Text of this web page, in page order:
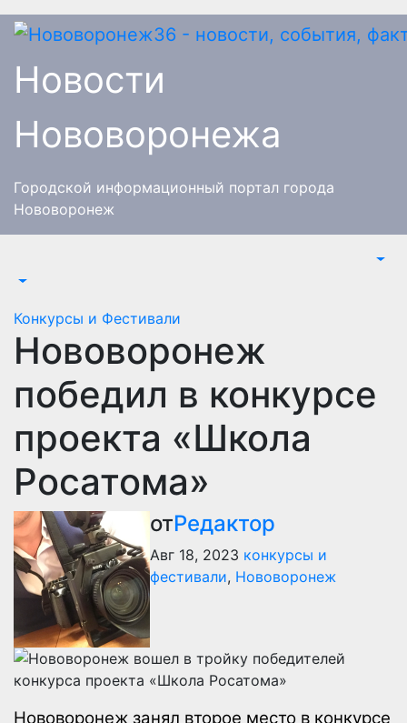
Перейти
Новости
Нововоронежа
Городской информационный портал города
Нововоронеж
Конкурсы и Фестивали
Нововоронеж
победил в конкурсе
проекта «Школа
Росатома»
отРедактор
Авг 18, 2023 конкурсы и
фестивали, Нововоронеж
Нововоронеж занял второе место в конкурсе